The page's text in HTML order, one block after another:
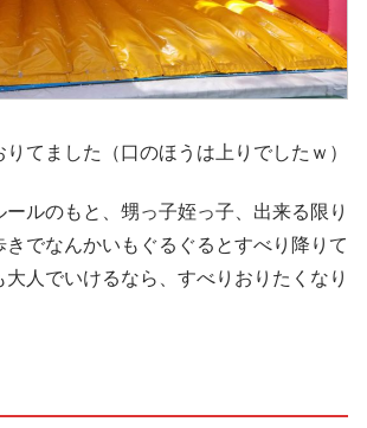
てました（口のほうは上りでしたｗ）
ルのもと、甥っ子姪っ子、出来る限り
でなんかいもぐるぐるとすべり降りて
人でいけるなら、すべりおりたくなり